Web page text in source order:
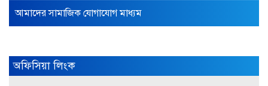
আমাদের সামাজিক যোগাযোগ মাধ্যম
অফিসিয়া লিংক